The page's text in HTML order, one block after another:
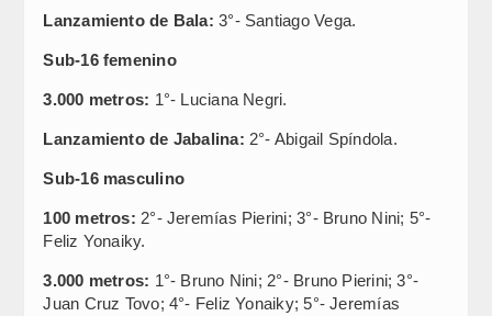
Lanzamiento de Bala:3°- Santiago Vega.
Sub-16 femenino
3.000 metros: 1°- Luciana Negri.
Lanzamiento de Jabalina: 2°- Abigail Spíndola.
Sub-16 masculino
100 metros: 2°- Jeremías Pierini; 3°- Bruno Nini; 5°-
Feliz Yonaiky.
3.000 metros: 1°- Bruno Nini; 2°- Bruno Pierini; 3°-
Juan Cruz Tovo; 4°- Feliz Yonaiky; 5°- Jeremías